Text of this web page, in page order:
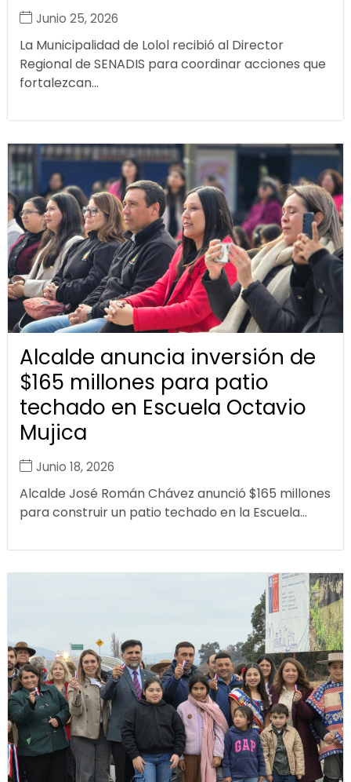
Junio 25, 2026
La Municipalidad de Lolol recibió al Director
Regional de SENADIS para coordinar acciones que
fortalezcan...
Alcalde anuncia inversión de
$165 millones para patio
techado en Escuela Octavio
Mujica
Junio 18, 2026
Alcalde José Román Chávez anunció $165 millones
para construir un patio techado en la Escuela...